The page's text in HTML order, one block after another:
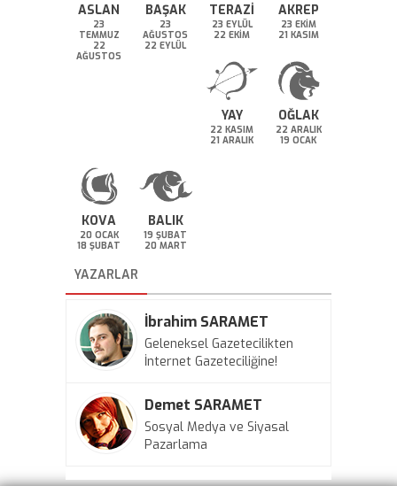
ASLAN
23
TEMMUZ
22
AĞUSTOS
BAŞAK
23
AĞUSTOS
22 EYLÜL
TERAZİ
23 EYLÜL
22 EKİM
AKREP
23 EKİM
21 KASIM
YAY
22 KASIM
21 ARALIK
OĞLAK
22 ARALIK
19 OCAK
KOVA
20 OCAK
18 ŞUBAT
BALIK
19 ŞUBAT
20 MART
YAZARLAR
İbrahim SARAMET
Geleneksel Gazetecilikten
İnternet Gazeteciliğine!
Demet SARAMET
Sosyal Medya ve Siyasal
Pazarlama